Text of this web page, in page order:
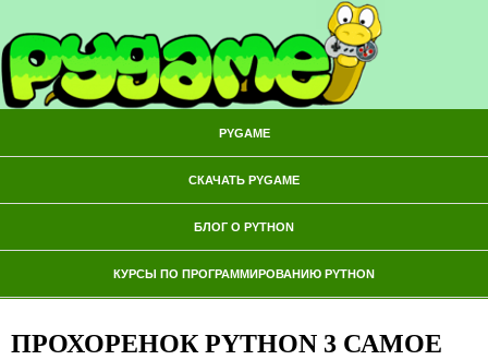
PYGAME
СКАЧАТЬ PYGAME
БЛОГ О PYTHON
КУРСЫ ПО ПРОГРАММИРОВАНИЮ PYTHON
ПРОХОРЕНОК PYTHON 3 САМОЕ